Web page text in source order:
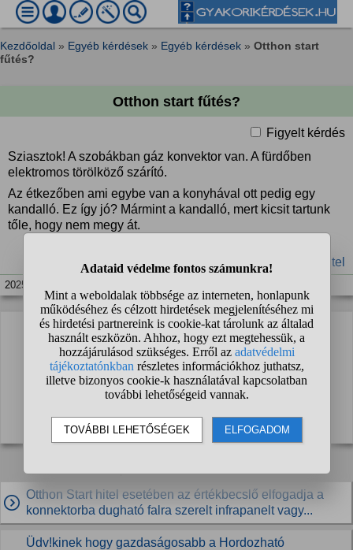
Kezdőoldal » Egyéb kérdések » Egyéb kérdések » Otthon start
fűtés?
Otthon start fűtés?
Figyelt kérdés
Sziasztok! A szobákban gáz konvektor van. A fürdőben
elektromos törölköző szárító.
Az étkezőben ami egybe van a konyhával ott pedig egy
kandalló. Ez így jó? Mármint a kandalló, mert kicsit tartunk
tőle, hogy nem megy át.
#vásárlás #ingatlan #hitel
2025. okt. 25. 08:00
Sajnos még nem érkezett válasz a kérdésre.
Te lehetsz az első, aki segít a kérdezőnek!
Otthon Start hitel esetében az értékbecslő elfogadja a
konnektorba dugható falra szerelt infrapanelt vagy...
Üdv!kinek hogy gazdaságosabb a Hordozható